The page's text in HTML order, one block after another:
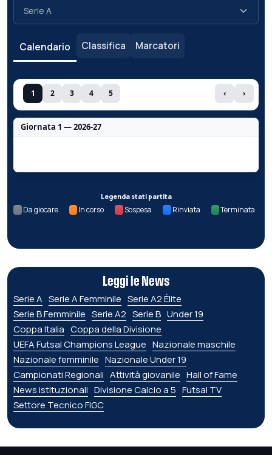
Calendario Classifica Marcatori
1 2 3 4 5 ‹ ›
Giornata 1 — 2026-27
Legenda stati partita
Da giocare In corso Sospesa Rinviata Terminata
Leggi le News
Serie A Serie A Femminile Serie A2 Élite
Serie B Femminile Serie A2 Serie B Under 19
Coppa Italia Coppa della Divisione
UEFA Futsal Champions League Nazionale maschile
Nazionale femminile Nazionale Under 19
Campionati Regionali Attività giovanile Hall of Fame
News istituzionali Divisione Calcio a 5 Futsal TV
Settore Tecnico FIGC